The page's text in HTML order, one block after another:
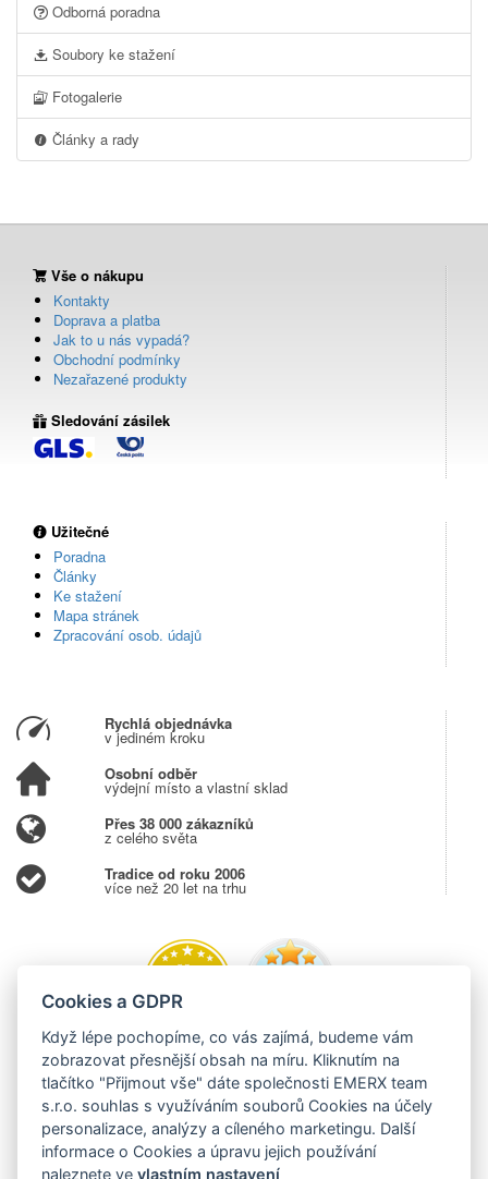
Odborná poradna
Soubory ke stažení
Fotogalerie
Články a rady
Vše o nákupu
Kontakty
Doprava a platba
Jak to u nás vypadá?
Obchodní podmínky
Nezařazené produkty
Sledování zásilek
Užitečné
Poradna
Články
Ke stažení
Mapa stránek
Zpracování osob. údajů
Rychlá objednávka
v jediném kroku
Osobní odběr
výdejní místo a vlastní sklad
Přes 38 000 zákazníků
z celého světa
Tradice od roku 2006
více než 20 let na trhu
Cookies a GDPR
Když lépe pochopíme, co vás zajímá, budeme vám
zobrazovat přesnější obsah na míru. Kliknutím na
tlačítko "Přijmout vše" dáte společnosti EMERX team
s.r.o. souhlas s využíváním souborů Cookies na účely
personalizace, analýzy a cíleného marketingu. Další
informace o Cookies a úpravu jejich používání
naleznete vevlastním nastavení